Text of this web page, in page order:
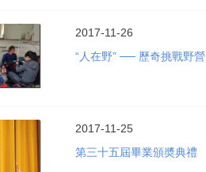
2017-11-26
“人在野” ── 歷奇挑戰野營
2017-11-25
第三十五屆畢業頒奬典禮